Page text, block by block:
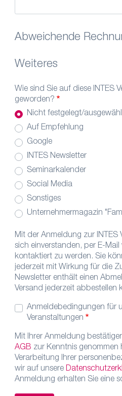
Abweichende
Weiteres
Wie sind Sie auf diese INTES
geworden?
Nicht festgelegt/
Auf Empfehlung
Google
INTES Newsletter
Seminarkalender
Social Media
Sonstiges
Unternehmermagazin
Mit der Anmeldung zur INTES
sich einverstanden, per E-Mail
kontaktiert zu werden. Sie
jederzeit mit Wirkung für die
Newsletter enthält einen
Versand jederzeit abbestellen
Anmeldebedingungen für
Veranstaltungen
Mit Ihrer Anmeldung
AGB zur Kenntnis
Verarbeitung Ihrer
wir auf unsere
Anmeldung erhalten Sie eine